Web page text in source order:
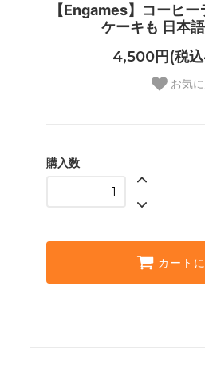
【Engames】コーヒ
ケーキも 日本
4,500円(税
お気
購入数
カート